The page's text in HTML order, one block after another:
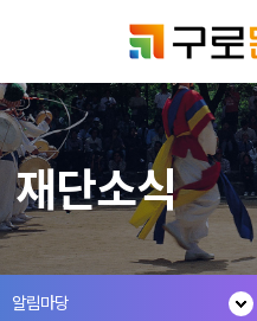
재단소식
알림마당